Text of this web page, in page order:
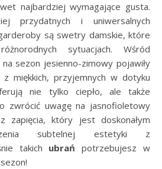
najbardziej wymagające gusta.
przydatnych i uniwersalnych
są swetry damskie, które
sytuacjach. Wśród
sezon jesienno-zimowy pojawiły
miękkich, przyjemnych w dotyku
nie tylko ciepło, ale także
zwrócić uwagę na jasnofioletowy
zapięcia, który jest doskonałym
subtelnej estetyki z
takich ubrań potrzebujesz w